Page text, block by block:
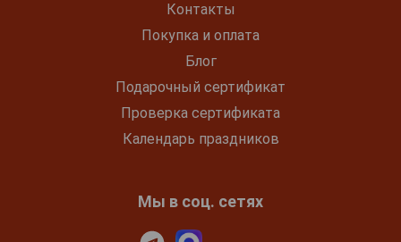
Контакты
Покупка и оплата
Блог
Подарочный сертификат
Проверка сертификата
Календарь праздников
Мы в соц. сетях